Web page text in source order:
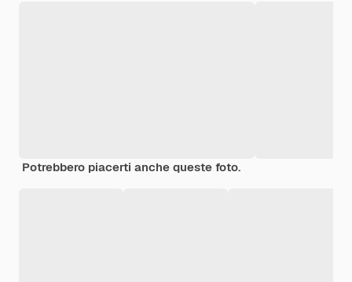
Potrebbero piacerti anche queste foto.